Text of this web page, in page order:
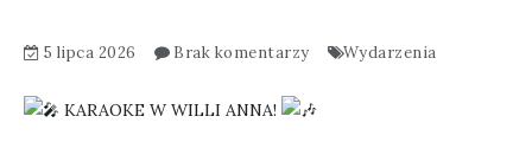
5 lipca 2026 Brak komentarzy Wydarzenia
KARAOKE W WILLI ANNA!